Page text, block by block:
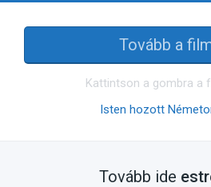
Tovább a
Kattintson a gombra a
Isten hozott
Tovább ide